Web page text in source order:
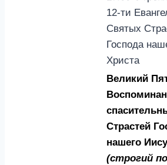
12-ти
Святых
Господа
Христа
Великий
Страстей
нашего
(строгий